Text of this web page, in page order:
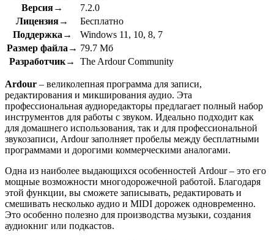
Версия→
7.2.0
Лицензия→
Бесплатно
Поддержка→
Windows 11, 10, 8, 7
Размер файла→ 79.7 Мб
Разработчик→
The Ardour Community
Ardour – великолепная программа для записи,
редактирования и микширования аудио. Эта
профессиональная аудиоредакторы предлагает полный набор
инструментов для работы с звуком. Идеально подходит как
для домашнего использования, так и для профессиональной
звукозаписи, Ardour заполняет пробелы между бесплатными
программами и дорогими коммерческими аналогами.
Одна из наиболее выдающихся особенностей Ardour – это его
мощные возможности многодорожечной работой. Благодаря
этой функции, вы сможете записывать, редактировать и
смешивать несколько аудио и MIDI дорожек одновременно.
Это особенно полезно для производства музыки, создания
аудиокниг или подкастов.